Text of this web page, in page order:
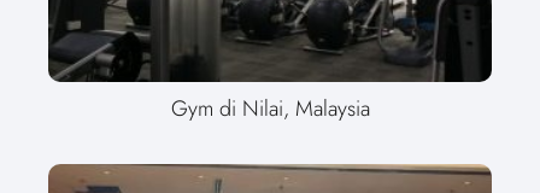
Gym di Nilai, Malaysia